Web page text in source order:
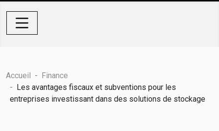
Accueil
Finance
Les avantages fiscaux et subventions pour les
entreprises investissant dans des solutions de stockage